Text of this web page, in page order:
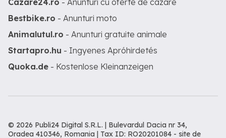
Cazare24.ro - Anunturi cu oferte de cazare
Bestbike.ro - Anunturi moto
Animalutul.ro - Anunturi gratuite animale
Startapro.hu - Ingyenes Apróhirdetés
Quoka.de - Kostenlose Kleinanzeigen
© 2026 Publi24 Digital S.R.L. | Bulevardul Dacia nr 34,
Oradea 410346, Romania | Tax ID: RO20201084 - site de